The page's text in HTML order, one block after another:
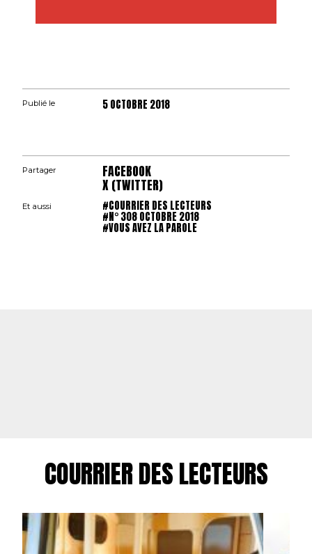
Publié le 5 OCTOBRE 2018
Partager FACEBOOK
X (TWITTER)
Et aussi #COURRIER DES LECTEURS
#N° 308 OCTOBRE 2018
#VOUS AVEZ LA PAROLE
COURRIER DES LECTEURS